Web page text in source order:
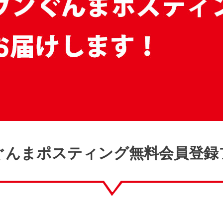
んまポスティング無料会員登録